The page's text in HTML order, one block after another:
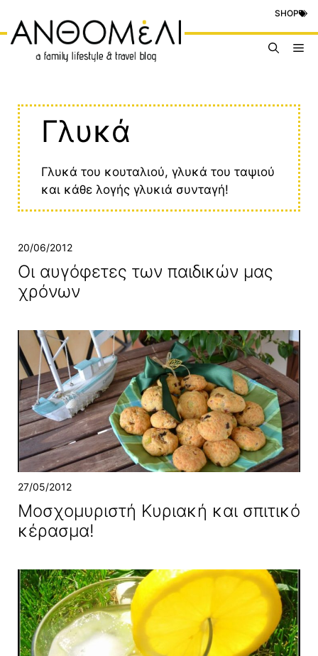
περιεχόμενο
SHOP
Γλυκά
Γλυκά του κουταλιού, γλυκά του ταψιού
και κάθε λογής γλυκιά συνταγή!
20/06/2012
Οι αυγόφετες των παιδικών μας
χρόνων
27/05/2012
Μοσχομυριστή Κυριακή και σπιτικό
κέρασμα!